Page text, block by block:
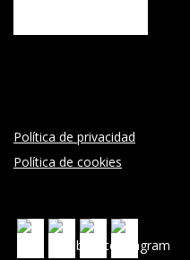
Política de privacidad
Política de cookies